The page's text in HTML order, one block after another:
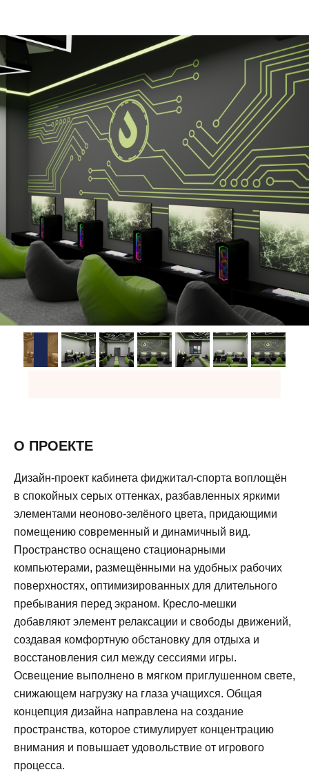
О ПРОЕКТЕ
Дизайн-проект кабинета фиджитал-спорта воплощён
в спокойных серых оттенках, разбавленных яркими
элементами неоново-зелёного цвета, придающими
помещению современный и динамичный вид.
Пространство оснащено стационарными
компьютерами, размещёнными на удобных рабочих
поверхностях, оптимизированных для длительного
пребывания перед экраном. Кресло-мешки
добавляют элемент релаксации и свободы движений,
создавая комфортную обстановку для отдыха и
восстановления сил между сессиями игры.
Освещение выполнено в мягком приглушенном свете,
снижающем нагрузку на глаза учащихся. Общая
концепция дизайна направлена на создание
пространства, которое стимулирует концентрацию
внимания и повышает удовольствие от игрового
процесса.